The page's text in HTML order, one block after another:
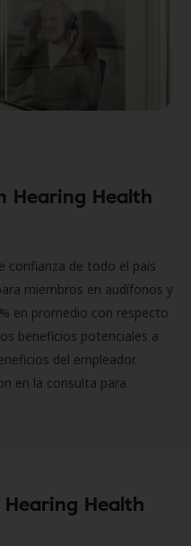
Hearing Health
confianza de todo el país
miembros en audífonos y
en promedio con respecto
beneficios potenciales a
del empleador.
en la consulta para
Health